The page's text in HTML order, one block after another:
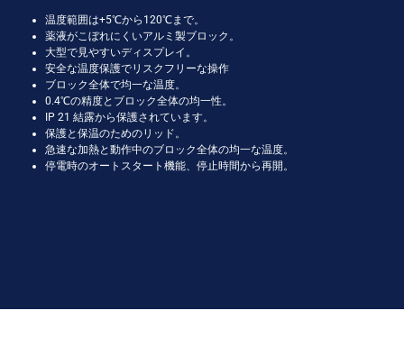
温度範囲は+5℃から120℃まで。
薬液がこぼれにくいアルミ製ブロック。
大型で見やすいディスプレイ。
安全な温度保護でリスクフリーな操作
ブロック全体で均一な温度。
0.4℃の精度とブロック全体の均一性。
IP 21 結露から保護されています。
保護と保温のためのリッド。
急速な加熱と動作中のブロック全体の均一な温度。
停電時のオートスタート機能、停止時間から再開。